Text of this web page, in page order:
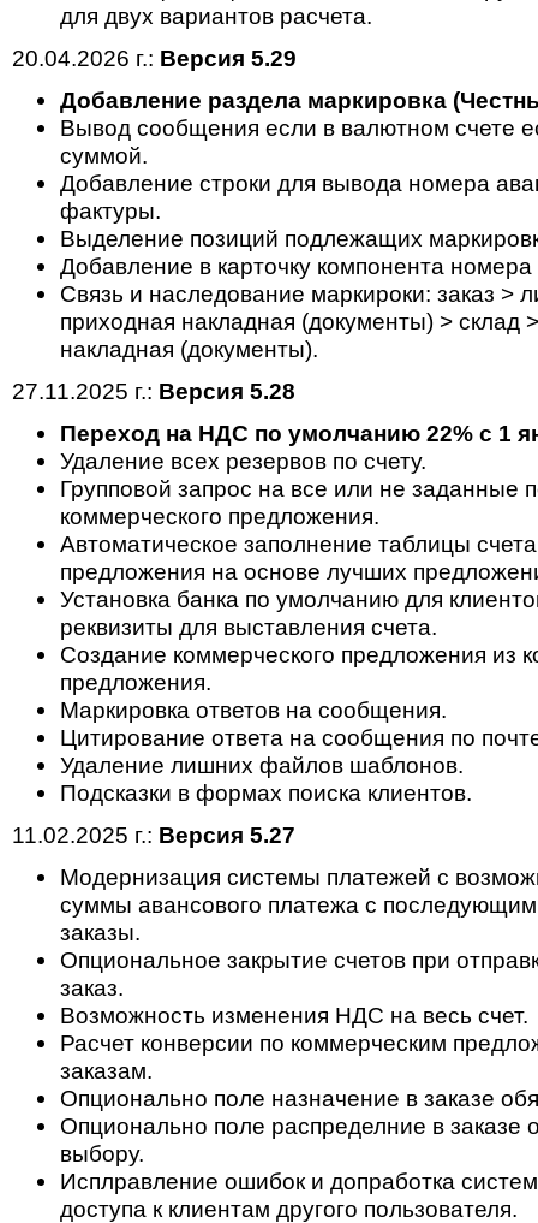
для двух вариантов расчета.
20.04.2026 г.: Версия 5.29
Добавление раздела маркировка
Вывод сообщения если в валютном счете
суммой.
Добавление строки для вывода номера
фактуры.
Выделение позиций подлежащих
Добавление в карточку компонента
Cвязь и наследование маркироки: заказ >
приходная накладная (документы) > склад
накладная (документы).
27.11.2025 г.: Версия 5.28
Переход на НДС по умолчанию 22% с 1
Удаление всех резервов по счету.
Групповой запрос на все или не заданные
коммерческого предложения.
Автоматическое заполнение таблицы
предложения на основе лучших
Установка банка по умолчанию для
реквизиты для выставления счета.
Создание коммерческого предложения из
предложения.
Маркировка ответов на сообщения.
Цитирование ответа на сообщения по
Удаление лишних файлов шаблонов.
Подсказки в формах поиска клиентов.
11.02.2025 г.: Версия 5.27
Модернизация системы платежей с
суммы авансового платежа с
заказы.
Опциональное закрытие счетов при
заказ.
Возможность изменения НДС на весь счет.
Расчет конверсии по коммерческим
заказам.
Опционально поле назначение в заказе
Опционально поле распределние в заказе
выбору.
Исплравление ошибок и допработка
доступа к клиентам другого пользователя.